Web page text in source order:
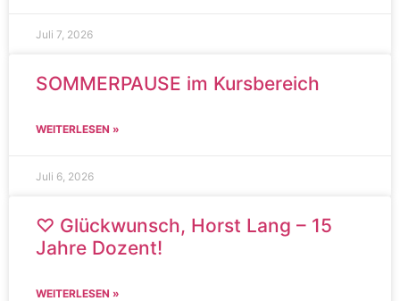
Juli 7, 2026
SOMMERPAUSE im Kursbereich
WEITERLESEN »
Juli 6, 2026
♡ Glückwunsch, Horst Lang – 15
Jahre Dozent!
WEITERLESEN »